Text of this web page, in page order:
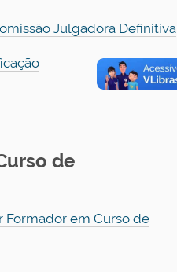
Julgadora Definitiva
de
Formador em Curso de